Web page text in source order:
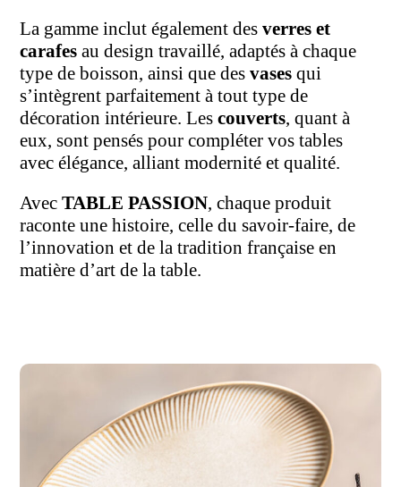
La gamme inclut également desverres et
carafes au design travaillé, adaptés à chaque
type de boisson, ainsi que desvases qui
s’intègrent parfaitement à tout type de
décoration intérieure. Lescouverts, quant à
eux, sont pensés pour compléter vos tables
avec élégance, alliant modernité et qualité.
AvecTABLE PASSION, chaque produit
raconte une histoire, celle du savoir-faire, de
l’innovation et de la tradition française en
matière d’art de la table.